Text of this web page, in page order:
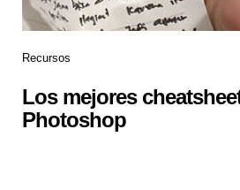
Recursos
Los mejores
Photoshop